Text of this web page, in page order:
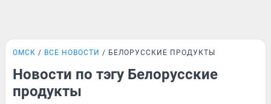
ОМСК ВСЕ НОВОСТИ БЕЛОРУССКИЕ ПРОДУКТЫ
Новости по тэгу Белорусские
продукты